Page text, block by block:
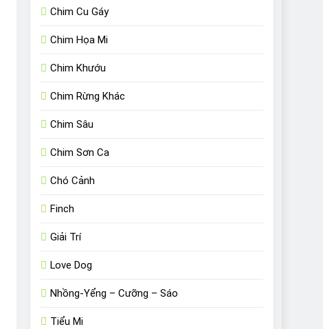
Chim Cu Gáy
Chim Họa Mi
Chim Khướu
Chim Rừng Khác
Chim Sâu
Chim Sơn Ca
Chó Cảnh
Finch
Giải Trí
Love Dog
Nhồng-Yểng – Cưỡng – Sáo
Tiểu Mi